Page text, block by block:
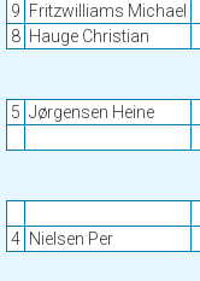
9 Fritzwilliams Michael
8 Hauge Christian
5 Jørgensen Heine
4 Nielsen Per